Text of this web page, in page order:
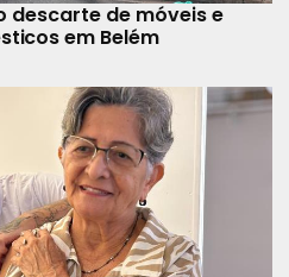
descarte de móveis e
em Belém